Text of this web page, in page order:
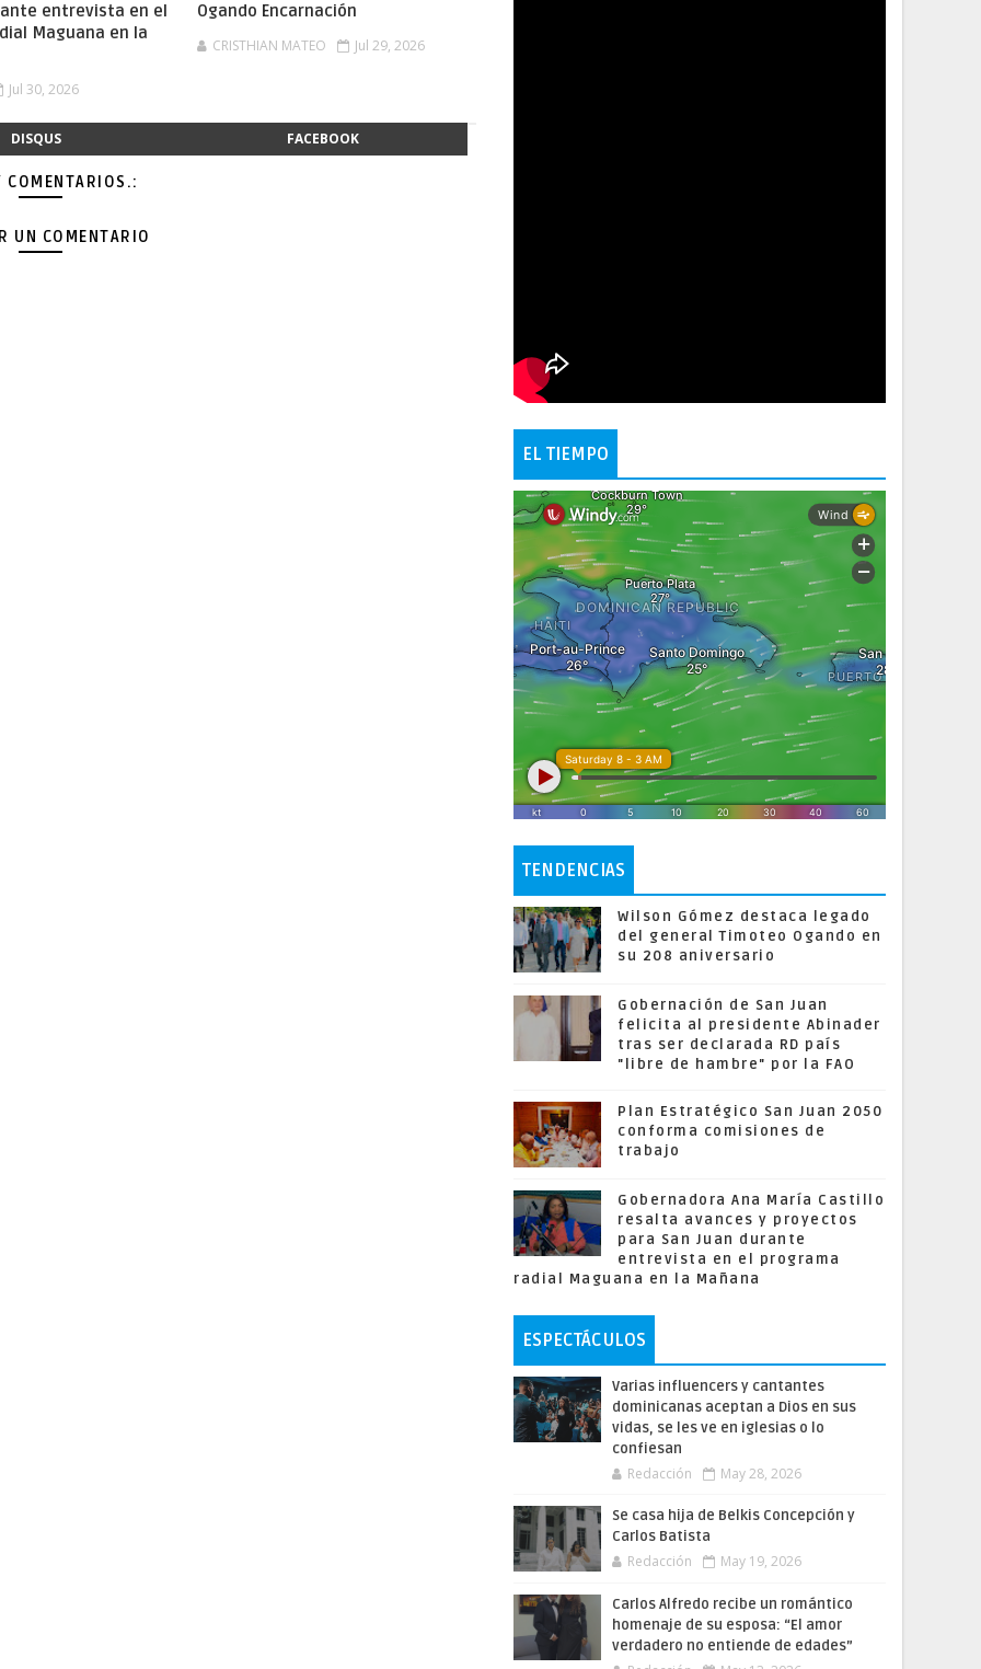
entrevista en el
Maguana en la
Jul 30, 2026
Ogando Encarnación
CRISTHIAN MATEO Jul 29, 2026
DISQUS FACEBOOK
COMENTARIOS.:
UN COMENTARIO
EL TIEMPO
TENDENCIAS
Wilson Gómez destaca legado
del general Timoteo Ogando en
su 208 aniversario
Gobernación de San Juan
felicita al presidente Abinader
tras ser declarada RD país
"libre de hambre" por la FAO
Plan Estratégico San Juan 2050
conforma comisiones de
trabajo
Gobernadora Ana María Castillo
resalta avances y proyectos
para San Juan durante
entrevista en el programa
radial Maguana en la Mañana
ESPECTÁCULOS
Varias influencers y cantantes
dominicanas aceptan a Dios en sus
vidas, se les ve en iglesias o lo
confiesan
Redacción May 28, 2026
Se casa hija de Belkis Concepción y
Carlos Batista
Redacción May 19, 2026
Carlos Alfredo recibe un romántico
homenaje de su esposa: “El amor
verdadero no entiende de edades”